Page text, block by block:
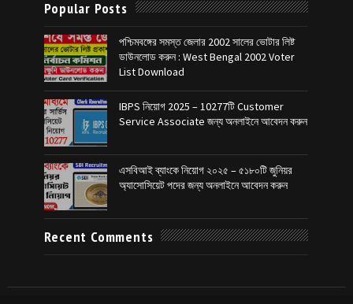
Popular Posts
পশ্চিমবঙ্গের সমস্ত জেলার 2002 সালের ভোটার লিষ্ট
ডাউনলোড করুন : West Bengal 2002 Voter
List Download
IBPS নিয়োগ 2025 – 10277টি Customer
Service Associate জন্য অনলাইনে আবেদন করুন
এসবিআই ব্যাংকে নিয়োগ ২০২৫ – ৫১৮০টি জুনিয়র
অ্যাসোসিয়েট পদের জন্য অনলাইনে আবেদন করুন
Recent Comments